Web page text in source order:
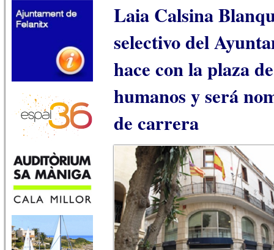
Laia Calsina
selectivo del
hace con la plaza
humanos y será
de carrera